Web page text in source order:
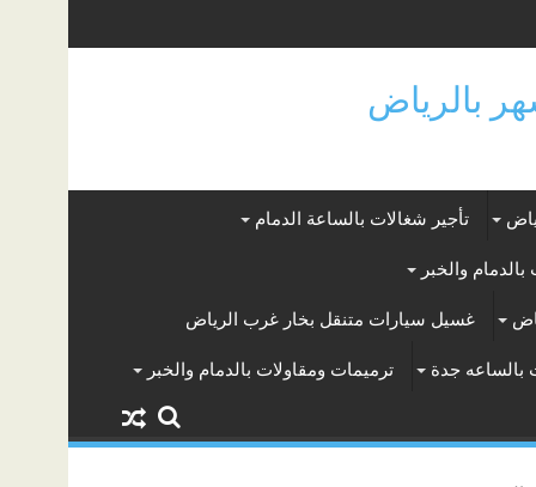
تأجير شغالات بالساعة الدمام
والخبر
غسيل سيارات متنقل بخار غرب الرياض
بالساعه جدة ترميمات ومقاولات بالدمام والخبر